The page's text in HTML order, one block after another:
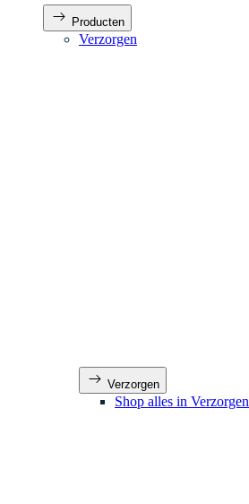
Producten
Verzorgen
Verzorgen
Shop alles in Verzorgen